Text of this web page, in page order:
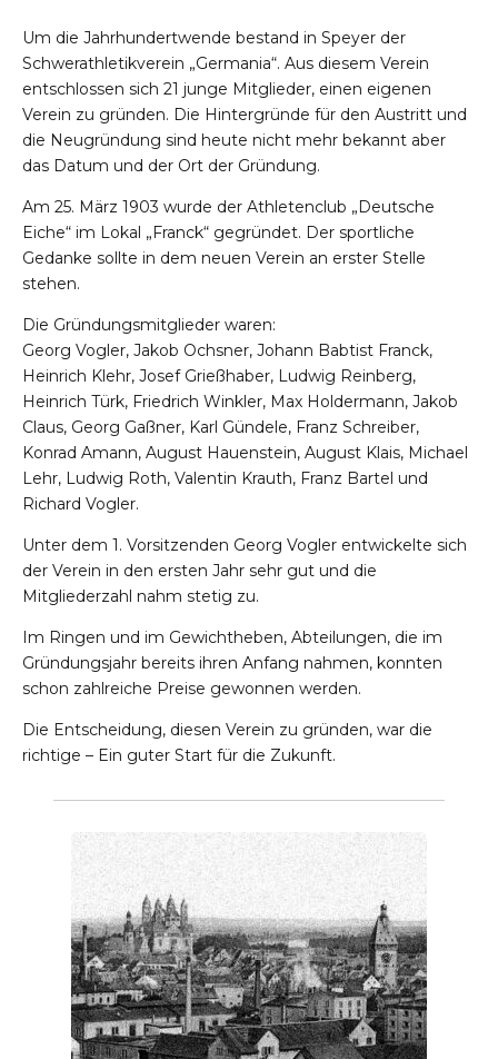
Um die Jahrhundertwende bestand in Speyer der
Schwerathletikverein „Germania“. Aus diesem Verein
entschlossen sich 21 junge Mitglieder, einen eigenen
Verein zu gründen. Die Hintergründe für den Austritt und
die Neugründung sind heute nicht mehr bekannt aber
das Datum und der Ort der Gründung.
Am 25. März 1903 wurde der Athletenclub „Deutsche
Eiche“ im Lokal „Franck“ gegründet. Der sportliche
Gedanke sollte in dem neuen Verein an erster Stelle
stehen.
Die Gründungsmitglieder waren:
Georg Vogler, Jakob Ochsner, Johann Babtist Franck,
Heinrich Klehr, Josef Grießhaber, Ludwig Reinberg,
Heinrich Türk, Friedrich Winkler, Max Holdermann, Jakob
Claus, Georg Gaßner, Karl Gündele, Franz Schreiber,
Konrad Amann, August Hauenstein, August Klais, Michael
Lehr, Ludwig Roth, Valentin Krauth, Franz Bartel und
Richard Vogler.
Unter dem 1. Vorsitzenden Georg Vogler entwickelte sich
der Verein in den ersten Jahr sehr gut und die
Mitgliederzahl nahm stetig zu.
Im Ringen und im Gewichtheben, Abteilungen, die im
Gründungsjahr bereits ihren Anfang nahmen, konnten
schon zahlreiche Preise gewonnen werden.
Die Entscheidung, diesen Verein zu gründen, war die
richtige – Ein guter Start für die Zukunft.